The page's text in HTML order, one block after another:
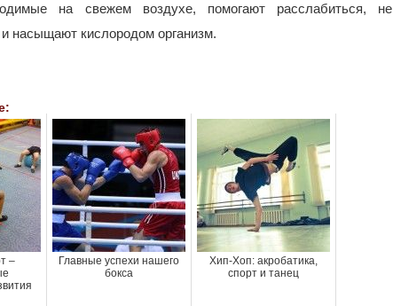
на свежем воздухе, помогают расслабиться, не
насыщают кислородом организм.
–
Главные успехи нашего
бокса
Хип-Хоп: акробатика,
спорт и танец